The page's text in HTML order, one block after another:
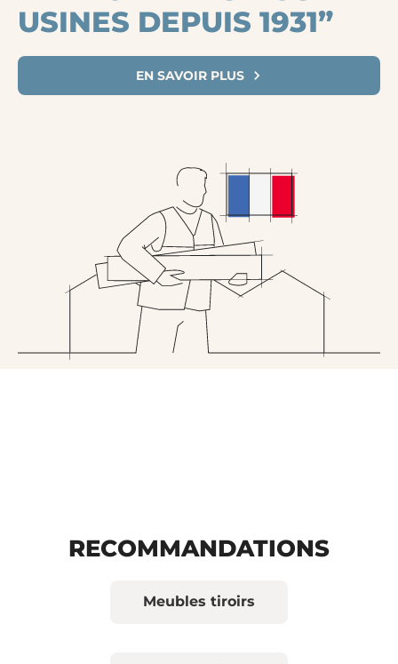
USINES DEPUIS 1931”
EN SAVOIR PLUS
RECOMMANDATIONS
Meubles tiroirs